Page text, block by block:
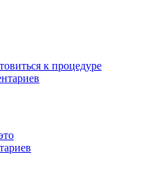
к процедуре